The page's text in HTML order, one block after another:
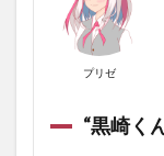
プリゼ
“黒崎く